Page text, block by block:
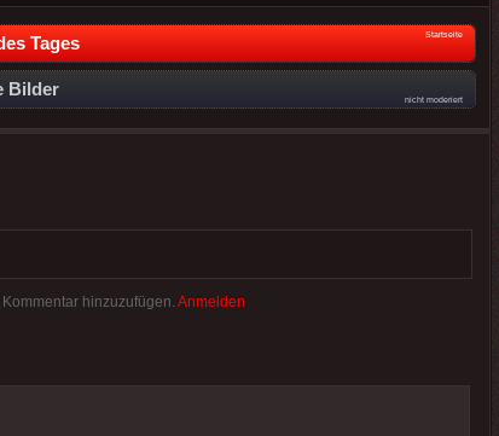
Tages Startseite
Bilder
nicht moderiert
hinzuzufügen. Anmelden